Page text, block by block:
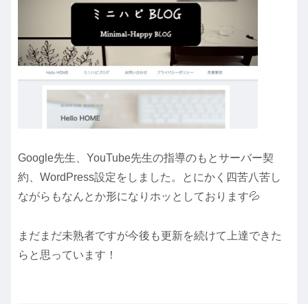
Google先生、YouTube先生の指導のもとサーバー契
約、WordPress設定をしました。とにかく四苦八苦し
ながらもなんとか形になりホッとしております💦
まだまだ未熟者ですが今後も更新を続けて上達できた
らと思っています！